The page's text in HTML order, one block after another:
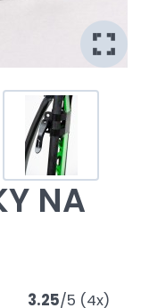
NA
3.25/5 (4x)